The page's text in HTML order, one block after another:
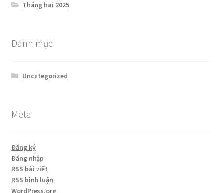
Tháng hai 2025
Danh mục
Uncategorized
Meta
Đăng ký
Đăng nhập
RSS bài viết
RSS bình luận
WordPress.org